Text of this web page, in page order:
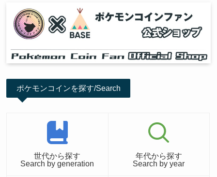
ポケモンコインを探す/Search
世代から探す
Search by generation
年代から探す
Search by year